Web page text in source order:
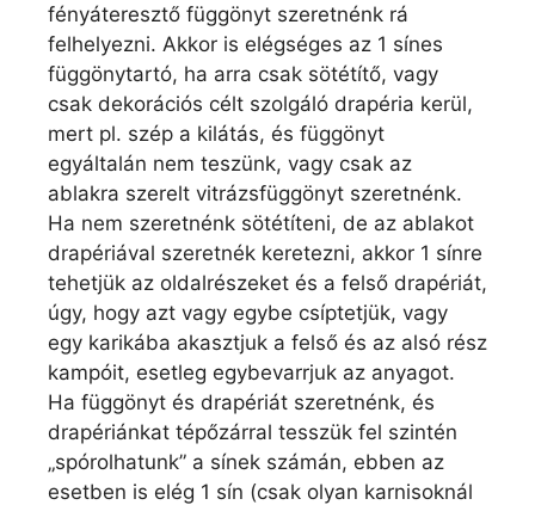
fényáteresztő függönyt szeretnénk rá
felhelyezni. Akkor is elégséges az 1 sínes
függönytartó, ha arra csak sötétítő, vagy
csak dekorációs célt szolgáló drapéria kerül,
mert pl. szép a kilátás, és függönyt
egyáltalán nem teszünk, vagy csak az
ablakra szerelt vitrázsfüggönyt szeretnénk.
Ha nem szeretnénk sötétíteni, de az ablakot
drapériával szeretnék keretezni, akkor 1 sínre
tehetjük az oldalrészeket és a felső drapériát,
úgy, hogy azt vagy egybe csíptetjük, vagy
egy karikába akasztjuk a felső és az alsó rész
kampóit, esetleg egybevarrjuk az anyagot.
Ha függönyt és drapériát szeretnénk, és
drapériánkat tépőzárral tesszük fel szintén
„spórolhatunk” a sínek számán, ebben az
esetben is elég 1 sín (csak olyan karnisoknál